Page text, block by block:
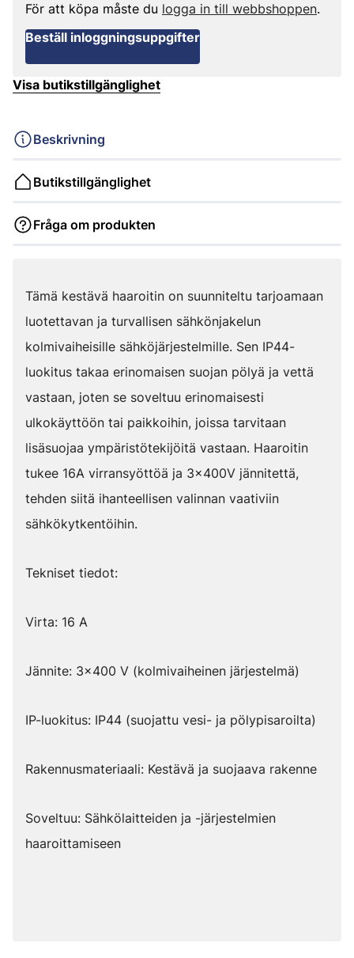
För att köpa måste du logga in till webbshoppen.
Beställ inloggningsuppgifter
Visa butikstillgänglighet
Beskrivning
Butikstillgänglighet
Fråga om produkten
Tämä kestävä haaroitin on suunniteltu tarjoamaan
luotettavan ja turvallisen sähkönjakelun
kolmivaiheisille sähköjärjestelmille. Sen IP44-
luokitus takaa erinomaisen suojan pölyä ja vettä
vastaan, joten se soveltuu erinomaisesti
ulkokäyttöön tai paikkoihin, joissa tarvitaan
lisäsuojaa ympäristötekijöitä vastaan. Haaroitin
tukee 16A virransyöttöä ja 3x400V jännitettä,
tehden siitä ihanteellisen valinnan vaativiin
sähkökytkentöihin.
Tekniset tiedot:
Virta: 16 A
Jännite: 3x400 V (kolmivaiheinen järjestelmä)
IP-luokitus: IP44 (suojattu vesi- ja pölypisaroilta)
Rakennusmateriaali: Kestävä ja suojaava rakenne
Soveltuu: Sähkölaitteiden ja -järjestelmien
haaroittamiseen